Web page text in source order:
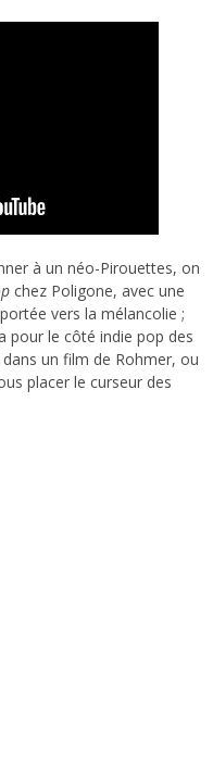
à un néo-Pirouettes, on
chez Poligone, avec une
vers la mélancolie ;
pour le côté indie pop des
un film de Rohmer, ou
placer le curseur des